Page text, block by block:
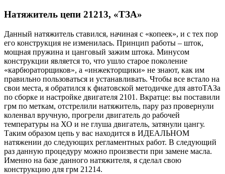
Натяжитель цепи 21213, «ТЗА»
Данный натяжитель ставился, начиная с «копеек», и с тех пор
его конструкция не изменилась. Принцип работы – шток,
мощная пружина и цанговый зажим штока. Минусом
конструкции является то, что ушло старое поколение
«карбюраторщиков», а «инжекторщики» не знают, как им
правильно пользоваться и устанавливать. Чтобы все встало на
свои места, я обратился к фиатовской методичке для автоТАЗа
по сборке и настройке двигателя 2101. Вкратце: вы поставили
грм по меткам, отстрелили натяжитель, пару раз провернули
коленвал вручную, прогрели двигатель до рабочей
температуры на ХО и не глуша двигатель, затянули цангу.
Таким образом цепь у вас находится в ИДЕАЛЬНОМ
натяжении до следующих регламентных работ. В следующий
раз данную процедуру можно произвести при замене масла.
Именно на базе данного натяжителя, я сделал свою
конструкцию для грм 21214.